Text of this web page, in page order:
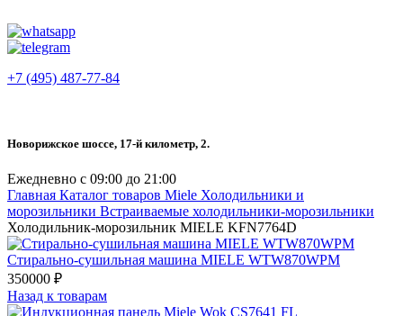
+7 (495) 487-77-84
Новорижское шоссе, 17-й километр, 2.
Ежедневно с 09:00 до 21:00
Главная Каталог товаров Miele Холодильники и
морозильники Встраиваемые холодильники-морозильники
Холодильник-морозильник MIELE KFN7764D
Стирально-сушильная машина MIELE WTW870WPM
350000 ₽
Назад к товарам